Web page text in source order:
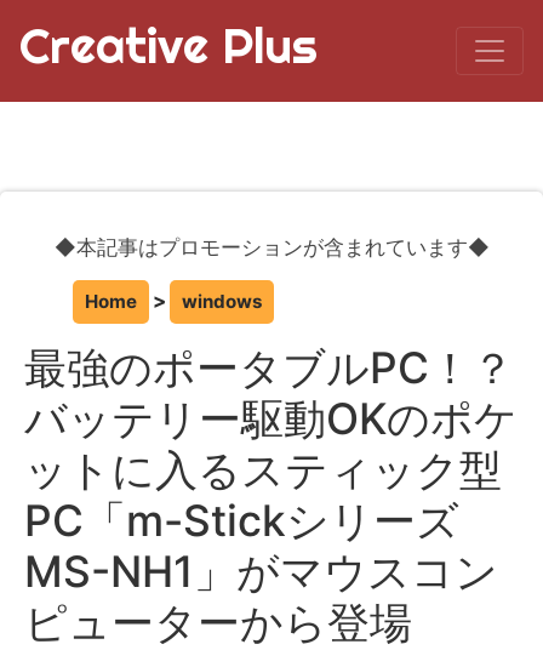
Creative Plus
◆本記事はプロモーションが含まれています◆
Home windows
最強のポータブルPC！？
バッテリー駆動OKのポケ
ットに入るスティック型
PC「m-Stickシリーズ
MS-NH1」がマウスコン
ピューターから登場